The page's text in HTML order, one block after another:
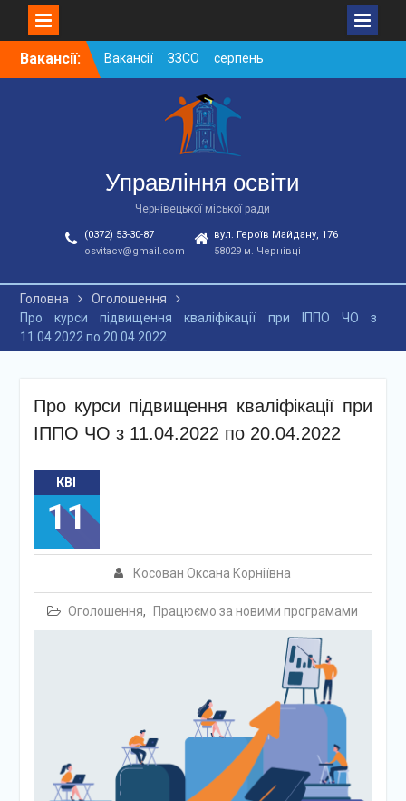
SkipВакансії:
Вакансії ЗЗСО серпень
2026
Вакансії ЗЗСО червень
Вакансії у ЗДО та
дошкільних підрозділах
ЗЗСО станом на
01.08.2026 р.
Управління освіти
Чернівецької міської ради
(0372) 53-30-87
osvitacv@gmail.com
вул. Героїв Майдану, 176
58029 м. Чернівці
Головна
Оголошення
Про курси підвищення кваліфікації при ІППО ЧО з
11.04.2022 по 20.04.2022
Про курси підвищення кваліфікації при
ІППО ЧО з 11.04.2022 по 20.04.2022
КВІ
11
Косован Оксана Корніївна
Оголошення, Працюємо за новими програмами